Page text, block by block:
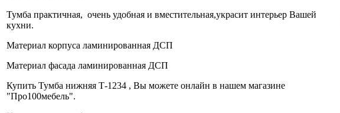
Тумба практичная, очень удобная и вместительная,украсит интерьер Вашей
кухни.
Материал корпуса ламинированная ДСП
Материал фасада ламинированная ДСП
Купить Тумба нижняя Т-1234 , Вы можете онлайн в нашем магазине
"Про100мебель".